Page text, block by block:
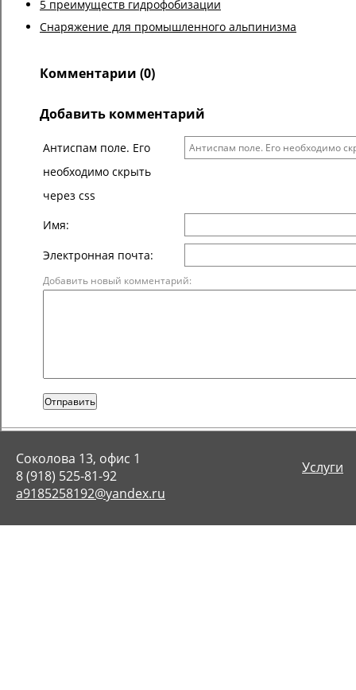
5 преимуществ гидрофобизации
Снаряжение для промышленного альпинизма
Комментарии (0)
Добавить комментарий
Антиспам поле. Его
необходимо скрыть
через css
Имя:
Электронная почта:
Добавить новый комментарий:
Отправить
Соколова 13, офис 1
8 (918) 525-81-92
a9185258192@yandex.ru
Услуги